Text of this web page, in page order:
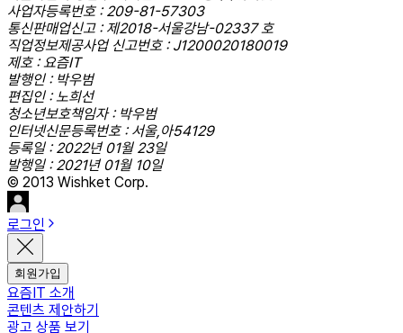
사업자등록번호 : 209-81-57303
통신판매업신고 : 제2018-서울강남-02337 호
직업정보제공사업 신고번호 : J1200020180019
제호 : 요즘IT
발행인 : 박우범
편집인 : 노희선
청소년보호책임자 : 박우범
인터넷신문등록번호 : 서울,아54129
등록일 : 2022년 01월 23일
발행일 : 2021년 01월 10일
© 2013 Wishket Corp.
로그인
회원가입
요즘IT 소개
콘텐츠 제안하기
광고 상품 보기